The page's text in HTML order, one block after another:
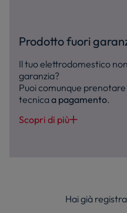
Prodotto fuori
Il tuo elettrodomestico
garanzia?
Puoi comunque
tecnicaa pagamento.
Scopri di più
Hai già